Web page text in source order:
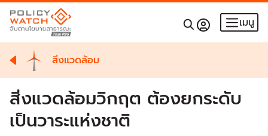
เมนู
สิ่งแวดล้อม
สิ่งแวดล้อมวิกฤต ต้องยกระดับ
เป็นวาระแห่งชาติ